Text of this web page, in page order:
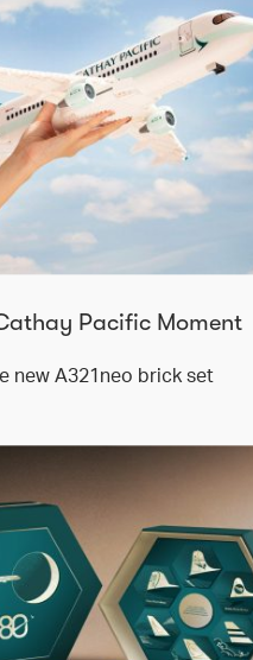
Pacific Moment
new A321neo brick set